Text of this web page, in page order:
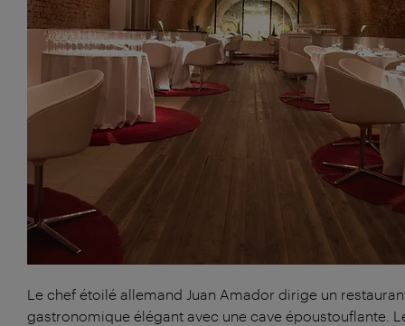
Le chef étoilé allemand Juan Amador dirige un
gastronomique élégant avec une cave époustouflante.